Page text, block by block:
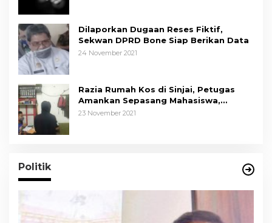
Dilaporkan Dugaan Reses Fiktif,
Sekwan DPRD Bone Siap Berikan Data
24 November 2021
Razia Rumah Kos di Sinjai, Petugas
Amankan Sepasang Mahasiswa,
Mengaku Berpacaran
23 November 2021
Politik